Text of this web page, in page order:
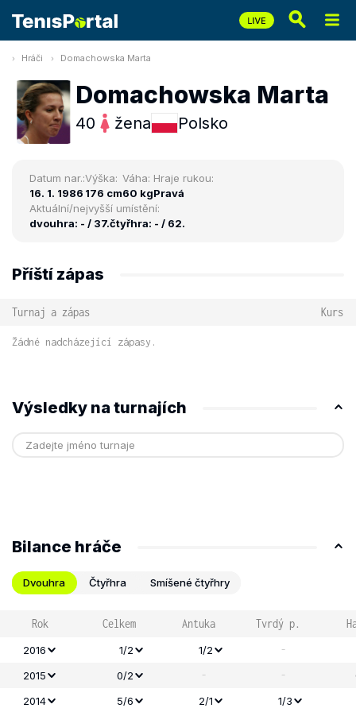
Hráči Domachowska Marta
Domachowska Marta
40 žena Polsko
Datum nar.:
16. 1. 1986
Výška:
176 cm
Váha:
60 kg
Hraje rukou:
Pravá
Aktuální/nejvyšší umístění:
dvouhra: - / 37.čtyřhra: - / 62.
Příští zápas
Turnaj a zápas Kurs
Žádné nadcházející zápasy.
Výsledky na turnajích
Bilance hráče
Dvouhra Čtyřhra Smíšené čtyřhry
Rok Celkem Antuka Tvrdý p.
2016 1/2 1/2 -
2015 0/2 - -
2014
5/6 2/1 1/3